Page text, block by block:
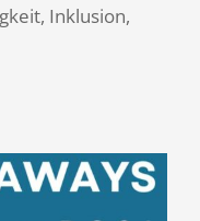
Inklusion,